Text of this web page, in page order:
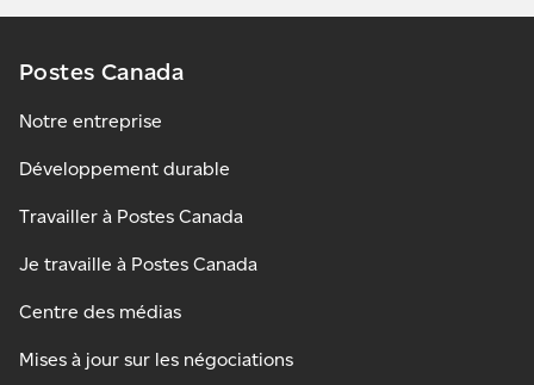
Postes Canada
Notre entreprise
Développement durable
Travailler à Postes Canada
Je travaille à Postes Canada
Centre des médias
Mises à jour sur les négociations